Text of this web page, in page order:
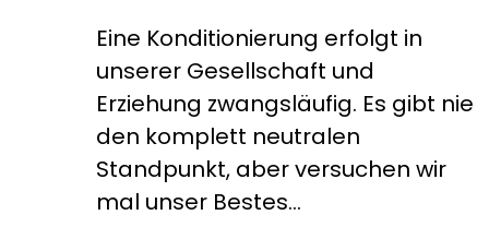
Eine Konditionierung erfolgt in
unserer Gesellschaft und
Erziehung zwangsläufig. Es gibt nie
den komplett neutralen
Standpunkt, aber versuchen wir
mal unser Bestes…